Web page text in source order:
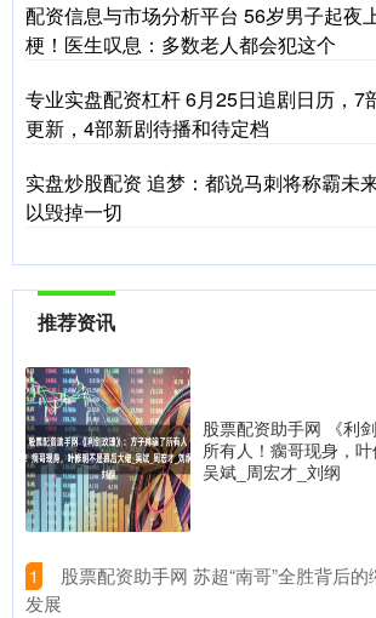
配资信息与市场分析平台 56岁男子起夜
梗！医生叹息：多数老人都会犯这个
专业实盘配资杠杆 6月25日追剧日历，7
更新，4部新剧待播和待定档
实盘炒股配资 追梦：都说马刺将称霸未
以毁掉一切
推荐资讯
股票配资助手网 《利
所有人！瘸哥现身，叶
吴斌_周宏才_刘纲
1
股票配资助手网 苏超“南哥”全胜背后
发展